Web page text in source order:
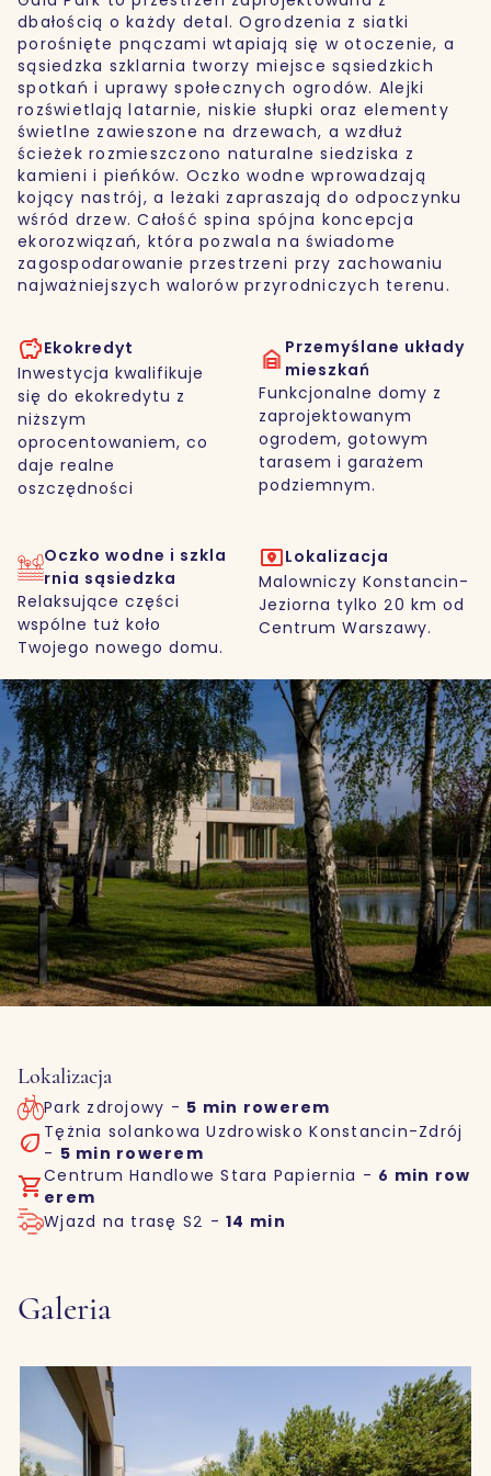
dbałością o każdy detal. Ogrodzenia z siatki
porośnięte pnączami wtapiają się w otoczenie, a
sąsiedzka szklarnia tworzy miejsce sąsiedzkich
spotkań i uprawy społecznych ogrodów. Alejki
rozświetlają latarnie, niskie słupki oraz elementy
świetlne zawieszone na drzewach, a wzdłuż
ścieżek rozmieszczono naturalne siedziska z
kamieni i pieńków. Oczko wodne wprowadzają
kojący nastrój, a leżaki zapraszają do odpoczynku
wśród drzew. Całość spina spójna koncepcja
ekorozwiązań, która pozwala na świadome
zagospodarowanie przestrzeni przy zachowaniu
najważniejszych walorów przyrodniczych terenu.
Ekokredyt
Inwestycja kwalifikuje
się do ekokredytu z
niższym
oprocentowaniem, co
daje realne
oszczędności
Przemyślane układy
mieszkań
Funkcjonalne domy z
zaprojektowanym
ogrodem, gotowym
tarasem i garażem
podziemnym.
Oczko wodne i szkla
rnia sąsiedzka
Relaksujące części
wspólne tuż koło
Twojego nowego domu.
Lokalizacja
Malowniczy Konstancin-
Jeziorna tylko 20 km od
Centrum Warszawy.
Lokalizacja
Park zdrojowy - 5 min rowerem
Tężnia solankowa Uzdrowisko Konstancin-Zdrój
- 5 min rowerem
Centrum Handlowe Stara Papiernia - 6 min row
erem
Wjazd na trasę S2 -14 min
Galeria